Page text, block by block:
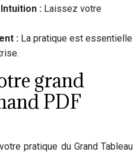
: Laissez votre
: La pratique est essentielle
grand
PDF
pratique du Grand Tableau